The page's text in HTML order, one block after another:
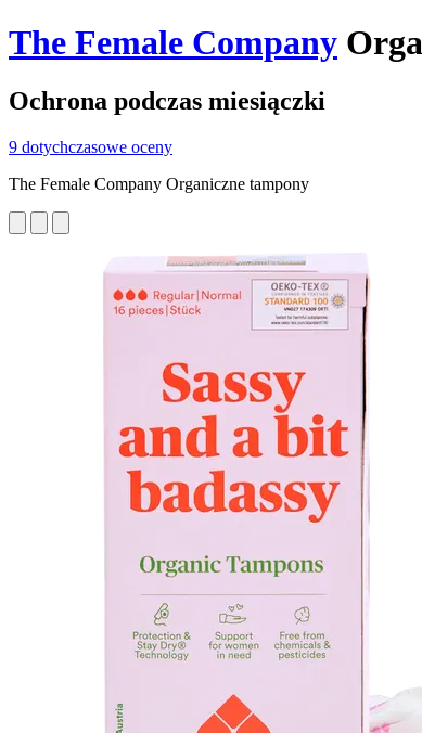
The Female Company
Ochrona podczas miesiączki
9 dotychczasowe oceny
The Female Company Organiczne tampony